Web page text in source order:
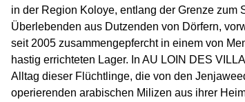
in der Region Koloye, entlang der Grenze zum
Überlebenden aus Dutzenden von Dörfern,
seit 2005 zusammengepfercht in einem von
hastig errichteten Lager. In AU LOIN DES
Alltag dieser Flüchtlinge, die von den
operierenden arabischen Milizen aus ihrer